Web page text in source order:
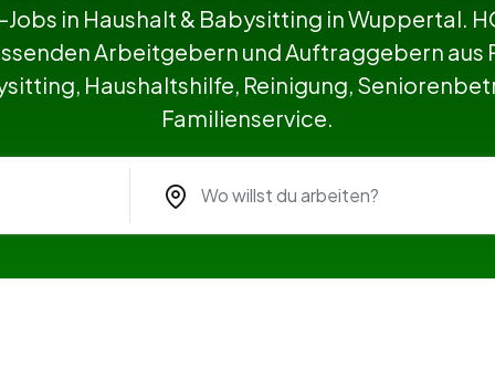
in Haushalt & Babysitting in Wuppertal.
Arbeitgebern und Auftraggebern aus
Haushaltshilfe, Reinigung,
Familienservice.